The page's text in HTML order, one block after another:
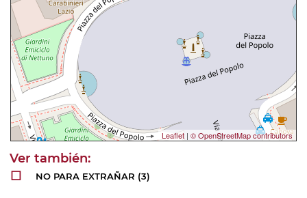
Leaflet | © OpenStreetMap contributors
NO PARA EXTRAÑAR (3)